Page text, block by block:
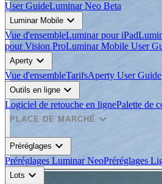
User GuideLuminar Neo Beta
Luminar Mobile expand_more
Vue d'ensembleLuminar pour iPad
pour Vision ProLuminar Mobile User
Aperty expand_more
Vue d'ensembleTarifsAperty User Guide
Outils en ligne expand_more
Logiciel de retouche en lignePalette de
PLACE DE MARCHÉ expand_more
Préréglages expand_more
Préréglages Luminar NeoPréréglages
Lots expand_more